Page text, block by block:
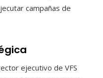
campañas de
ejecutivo de VFS